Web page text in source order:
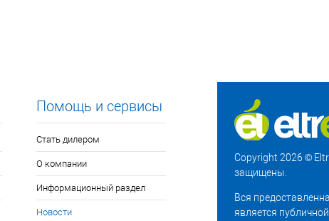
Помощь и сервисы
Стать дилером
О компании
Информационный раздел
Новости
Copyright 2026 ©
защищены.
Вся
является